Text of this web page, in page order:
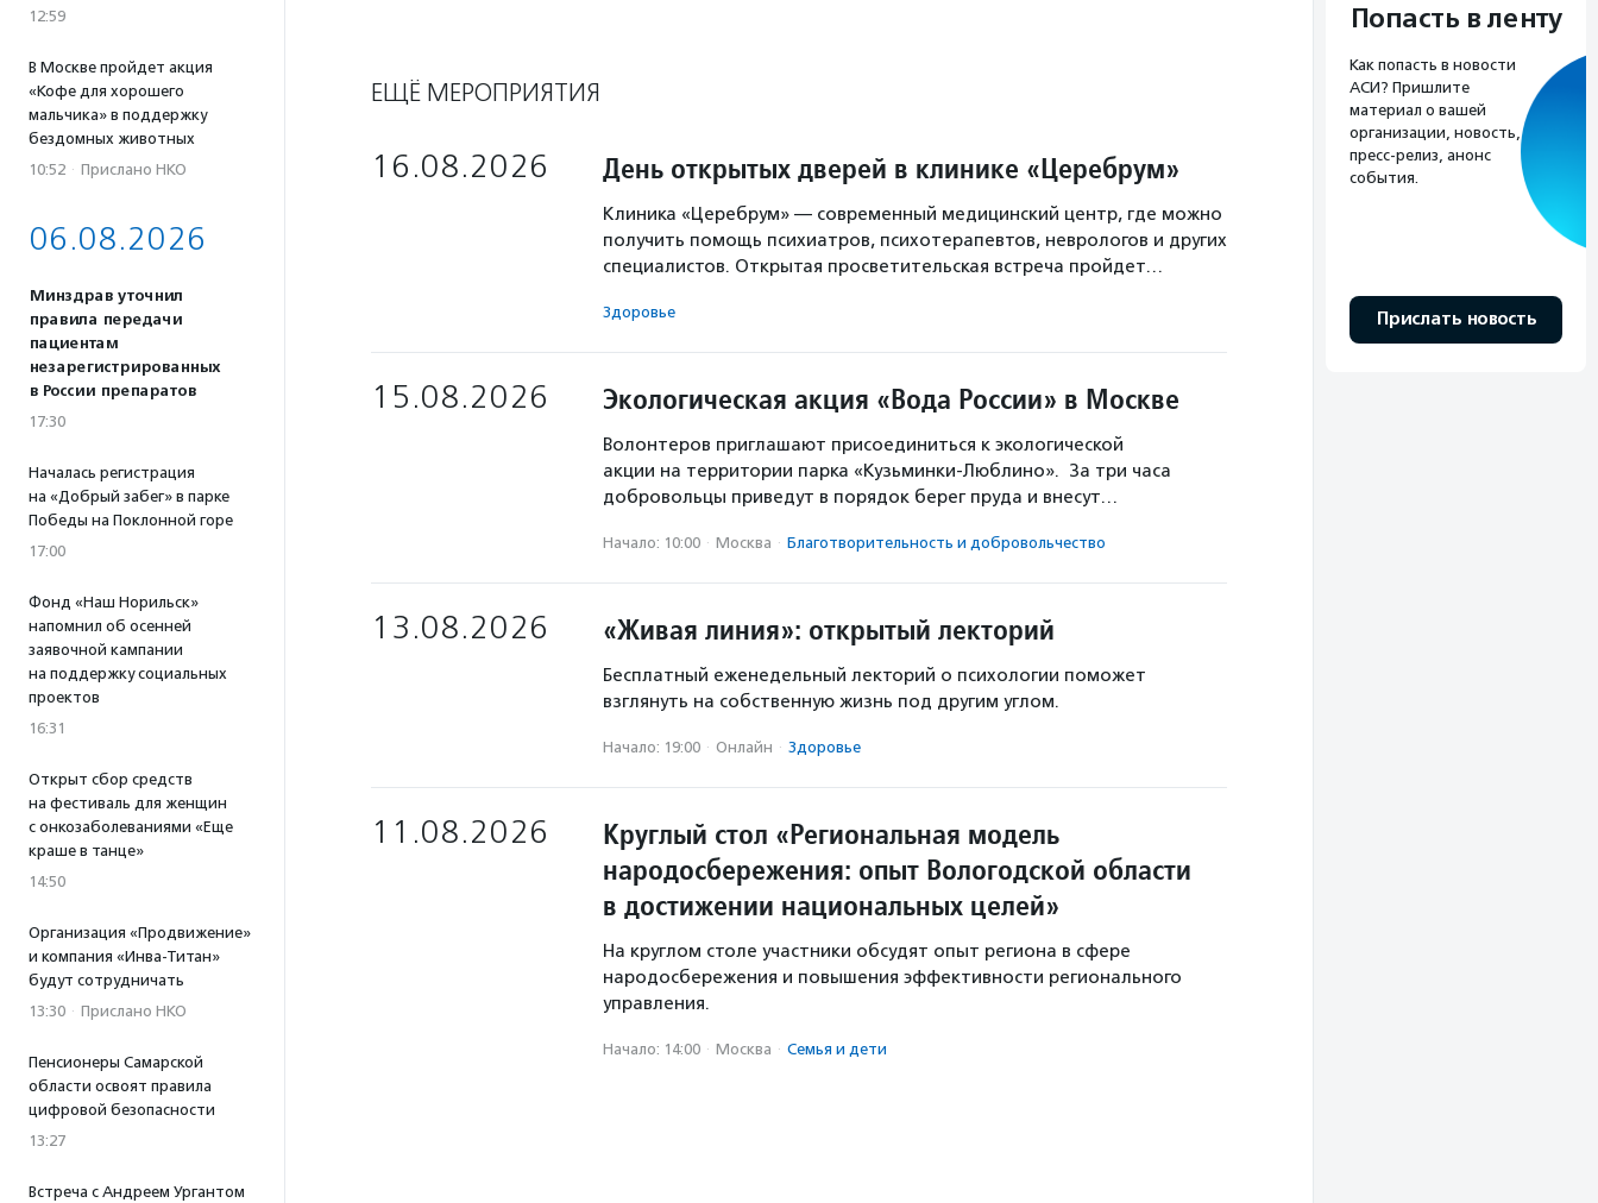
12:59
В Москве пройдет акция
«Кофе для хорошего
мальчика» в поддержку
бездомных животных
10:52 · Прислано НКО
06.08.2026
Минздрав уточнил
правила передачи
пациентам
незарегистрированных
в России препаратов
17:30
Началась регистрация
на «Добрый забег» в парке
Победы на Поклонной горе
17:00
Фонд «Наш Норильск»
напомнил об осенней
заявочной кампании
на поддержку социальных
проектов
16:31
Открыт сбор средств
на фестиваль для женщин
с онкозаболеваниями «Еще
краше в танце»
14:50
Организация «Продвижение»
и компания «Инва-Титан»
будут сотрудничать
13:30 · Прислано НКО
Пенсионеры Самарской
области освоят правила
цифровой безопасности
13:27
Встреча с Андреем Ургантом
ЕЩЁ МЕРОПРИЯТИЯ
16.08.2026 День открытых дверей в клинике «Церебрум»
Клиника «Церебрум» — современный медицинский центр, где можно
получить помощь психиатров, психотерапевтов, неврологов и других
специалистов. Открытая просветительская встреча пройдет…
Здоровье
15.08.2026 Экологическая акция «Вода России» в Москве
Волонтеров приглашают присоединиться к экологической
акции на территории парка «Кузьминки-Люблино». За три часа
добровольцы приведут в порядок берег пруда и внесут…
Начало: 10:00 · Москва · Благотвори­тель­ность и доброволь­чест­во
13.08.2026 «Живая линия»: открытый лекторий
Бесплатный еженедельный лекторий о психологии поможет
взглянуть на собственную жизнь под другим углом.
Начало: 19:00 · Онлайн · Здоровье
11.08.2026
Круглый стол «Региональная модель
народосбережения: опыт Вологодской области
в достижении национальных целей»
На круглом столе участники обсудят опыт региона в сфере
народосбережения и повышения эффективности регионального
управления.
Начало: 14:00 · Москва · Семья и дети
Попасть в ленту
Как попасть в новости
АСИ? Пришлите
материал о вашей
организации, новость,
пресс-релиз, анонс
события.
Прислать новость